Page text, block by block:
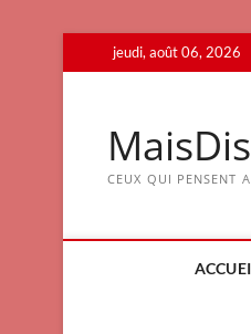
to
jeudi, août 06, 2026
CEUX QUI PENSENT